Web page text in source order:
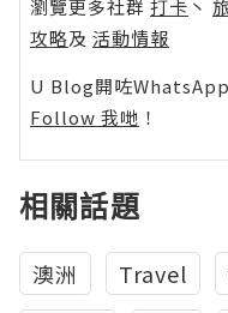
瀏覽更多社群 打卡 丶
攻略及 活動情報
U Blog開咗WhatsApp
Follow 我哋 ！
相關話題
澳洲 Travel